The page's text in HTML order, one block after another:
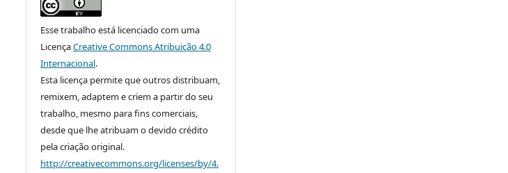
Esse trabalho está licenciado com uma
LicençaCreative Commons Atribuição 4.0
Internacional.
Esta licença permite que outros distribuam,
remixem, adaptem e criem a partir do seu
trabalho, mesmo para fins comerciais,
desde que lhe atribuam o devido crédito
pela criação original.
http://creativecommons.org/licenses/by/4.